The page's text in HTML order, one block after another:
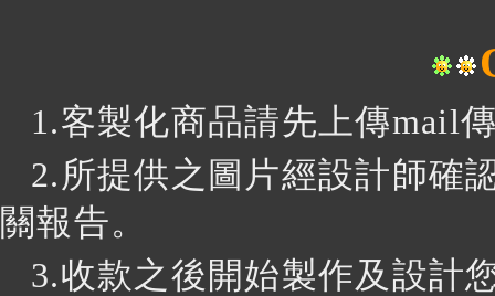
1.客製化商品請先上傳mail
2.所提供之圖片經設計師確
關報告。
3.收款之後開始製作及設